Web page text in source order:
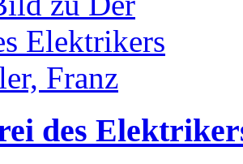
des